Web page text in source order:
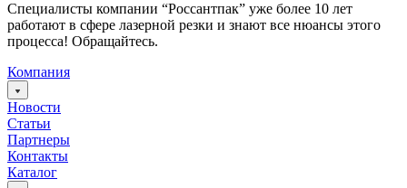
Специалисты компании “Россантпак” уже более 10 лет
работают в сфере лазерной резки и знают все нюансы этого
процесса! Обращайтесь.
Компания
Новости
Статьи
Партнеры
Контакты
Каталог